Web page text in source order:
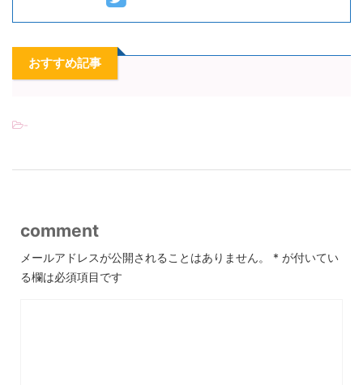
おすすめ記事
-
comment
メールアドレスが公開されることはありません。 * が付いてい
る欄は必須項目です